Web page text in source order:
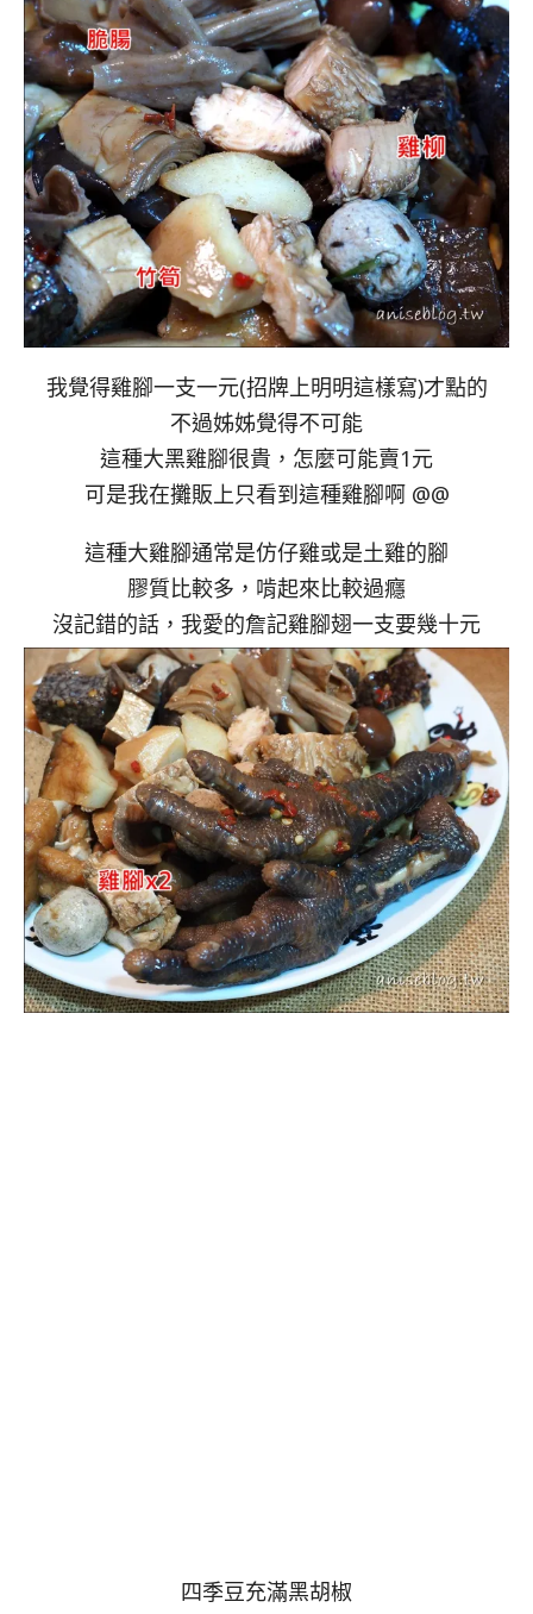
我覺得雞腳一支一元(招牌上明明這樣寫)才點的
不過姊姊覺得不可能
這種大黑雞腳很貴，怎麼可能賣1元
可是我在攤販上只看到這種雞腳啊 @@
這種大雞腳通常是仿仔雞或是土雞的腳
膠質比較多，啃起來比較過癮
沒記錯的話，我愛的詹記雞腳翅一支要幾十元
四季豆充滿黑胡椒